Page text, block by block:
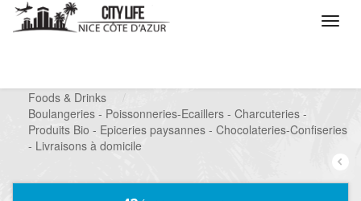
Foods & Drinks
/
Boulangeries - Poissonneries-Ecaillers - Charcuteries -
Produits Bio - Epiceries paysannes - Chocolateries-Confiseries
- Livraisons à domicile